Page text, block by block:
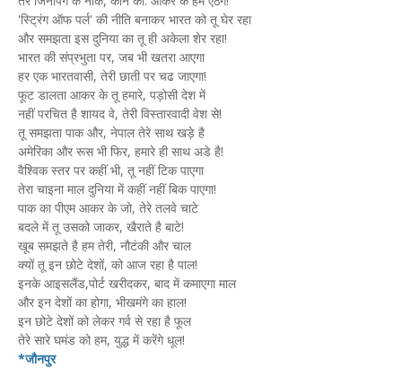
'स्ट्रिंग ऑफ पर्ल' की नीति बनाकर भारत को तू घेर रहा
और समझता इस दुनिया का तू ही अकेला शेर रहा!
भारत की संप्रभुता पर, जब भी खतरा आएगा
हर एक भारतवासी, तेरी छाती पर चढ जाएगा!
फूट डालता आकर के तू हमारे, पड़ोसी देश में
नहीं परचित है शायद वे, तेरी विस्तारवादी वेश से!
तू समझता पाक और, नेपाल तेरे साथ खड़े है
अमेरिका और रूस भी फिर, हमारे ही साथ अडे है!
वैश्विक स्तर पर कहीं भी, तू नहीं टिक पाएगा
तेरा चाइना माल दुनिया में कहीं नहीं बिक पाएगा!
पाक का पीएम आकर के जो, तेरे तलवे चाटे
बदले में तू उसको जाकर, खैराते है बाटे!
खूब समझते है हम तेरी, नौटंकी और चाल
क्यों तू इन छोटे देशों, को आज रहा है पाल!
इनके आइसलैंड,पोर्ट खरीदकर, बाद में कमाएगा माल
और इन देशों का होगा, भीखमंगे का हाल!
इन छोटे देशों को लेकर गर्व से रहा है फूल
तेरे सारे घमंड को हम, युद्ध में करेंगे धूल!
*जौनपुर